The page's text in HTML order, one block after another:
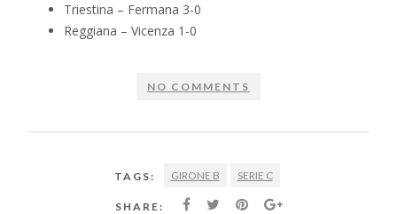
Triestina – Fermana 3-0
Reggiana – Vicenza 1-0
NO COMMENTS
TAGS: GIRONE B SERIE C
SHARE: